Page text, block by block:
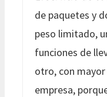
de paquetes y
peso limitado,
funciones de
otro, con
empresa,